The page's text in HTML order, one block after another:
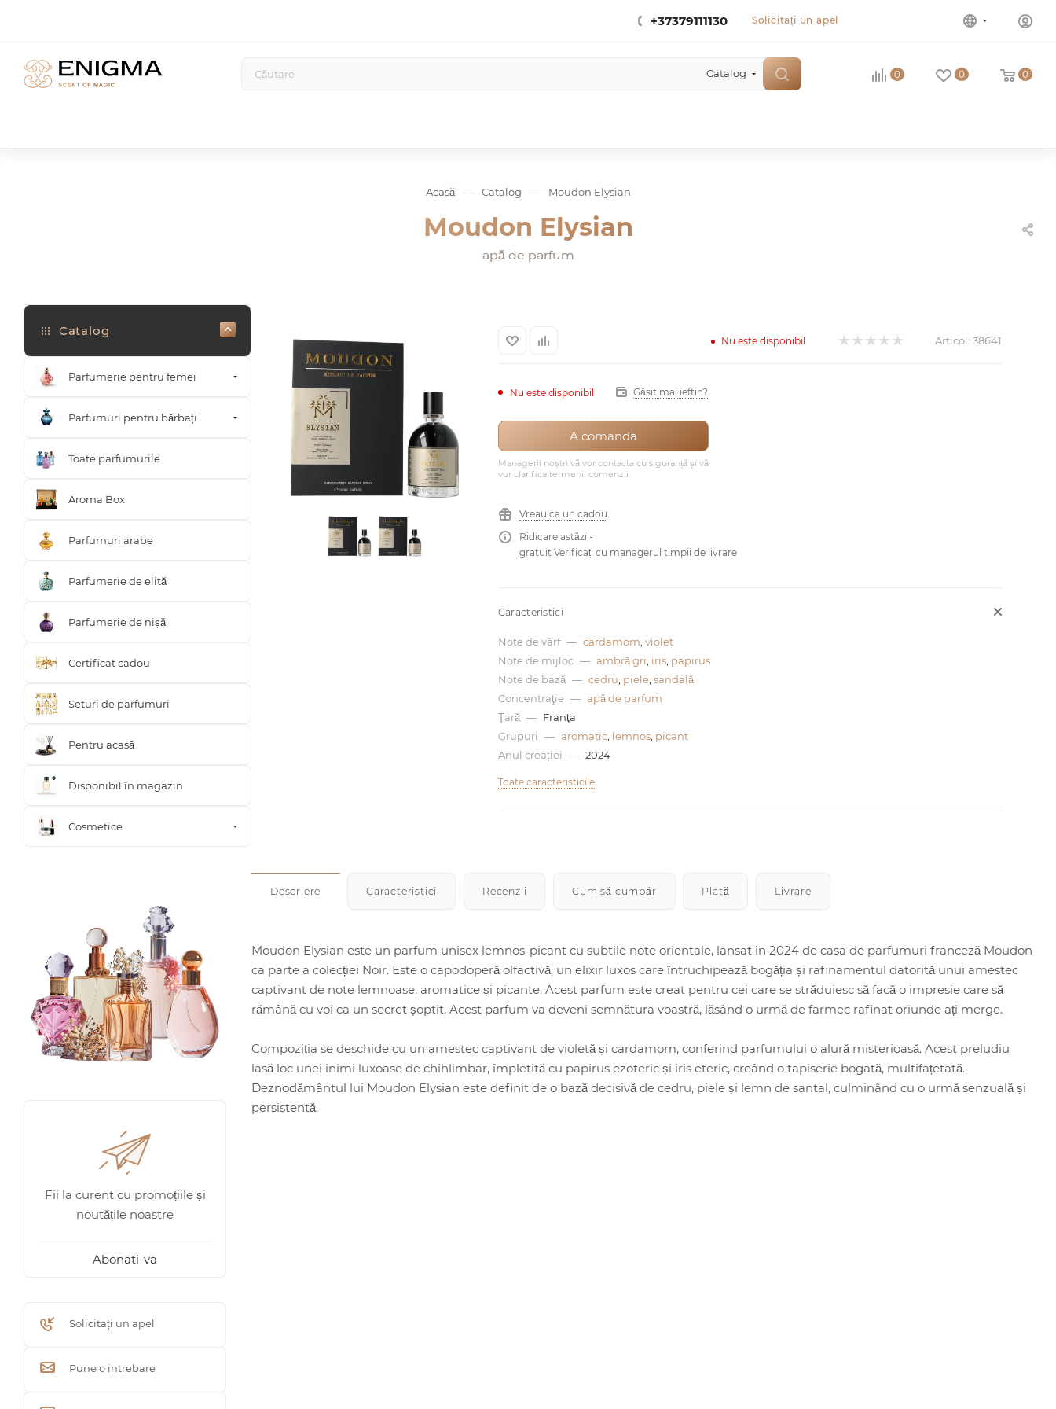
+37379111130 Solicitați un apel
Catalog 0 0 0
Acasă — Catalog — Moudon Elysian
Moudon Elysian
apă de parfum
Nu este disponibil Articol: 38641
Nu este disponibil Găsit mai ieftin?
A comanda
Managerii noștri vă vor contacta cu siguranță și vă
vor clarifica termenii comenzii.
Vreau ca un cadou
Ridicare astăzi -
gratuit Verificați cu managerul timpii de livrare
Caracteristici
Note de vârf — cardamom violet
Note de mijloc — ambră gri iris, papirus
Note de bază — cedru piele, sandală
Concentraţie — apă de parfum
Ţară — Franţa
Grupuri
— aromatic, lemnos, picant
Anul creației
— 2024
Toate caracteristicile
Descriere Caracteristici Recenzii Cum să cumpăr Plată Livrare
Moudon Elysian este un parfum unisex lemnos-picant cu subtile note orientale, lansat în 2024 de casa de parfumuri franceză Moudon
ca parte a colecției Noir. Este o capodoperă olfactivă, un elixir luxos care întruchipează bogăția și rafinamentul datorită unui amestec
captivant de note lemnoase, aromatice și picante. Acest parfum este creat pentru cei care se străduiesc să facă o impresie care să
rămână cu voi ca un secret șoptit. Acest parfum va deveni semnătura voastră, lăsând o urmă de farmec rafinat oriunde ați merge.
Compoziția se deschide cu un amestec captivant de violetă și cardamom, conferind parfumului o alură misterioasă. Acest preludiu
lasă loc unei inimi luxoase de chihlimbar, împletită cu papirus ezoteric și iris eteric, creând o tapiserie bogată, multifațetată.
Deznodământul lui Moudon Elysian este definit de o bază decisivă de cedru, piele și lemn de santal, culminând cu o urmă senzuală și
persistentă.
Catalog
Parfumerie pentru femei
Parfumuri pentru bărbați
Toate parfumurile
Aroma Box
Parfumuri arabe
Parfumerie de elită
Parfumerie de nișă
Certificat cadou
Seturi de parfumuri
Pentru acasă
Disponibil în magazin
Cosmetice
Fii la curent cu promoțiile și
noutățile noastre
Abonati-va
Solicitați un apel
Pune o intrebare